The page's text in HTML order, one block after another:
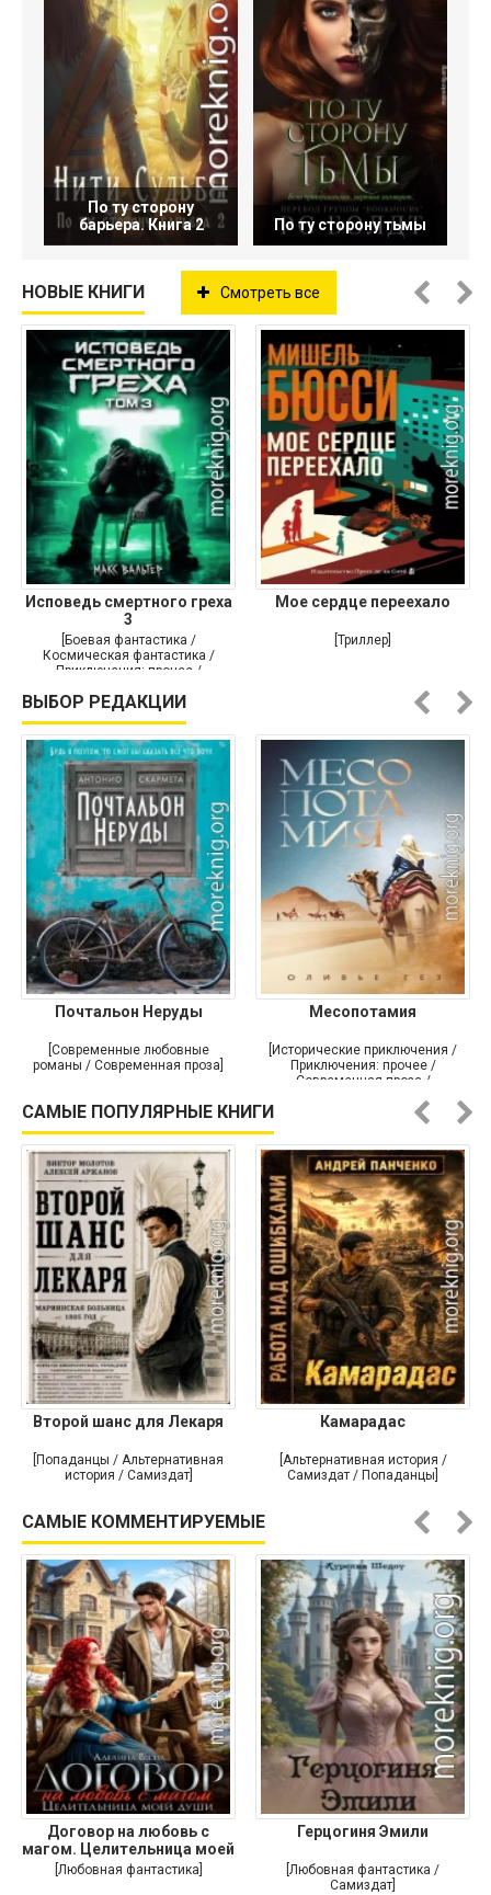
По ту сторону
барьера. Книга 2
По ту сторону тьмы
НОВЫЕ КНИГИ Смотреть все
Исповедь смертного греха
3
[Боевая фантастика /
Космическая фантастика /
Приключения: прочее /
Мое сердце переехало
[Триллер]
ВЫБОР РЕДАКЦИИ
Почтальон Неруды
[Современные любовные
романы / Современная проза]
Месопотамия
[Исторические приключения /
Приключения: прочее /
Современная проза /
САМЫЕ ПОПУЛЯРНЫЕ КНИГИ
Второй шанс для Лекаря
[Попаданцы / Альтернативная
история / Самиздат]
Камарадас
[Альтернативная история /
Самиздат / Попаданцы]
САМЫЕ КОММЕНТИРУЕМЫЕ
Договор на любовь с
магом. Целительница моей
души
[Любовная фантастика]
Герцогиня Эмили
[Любовная фантастика /
Самиздат]